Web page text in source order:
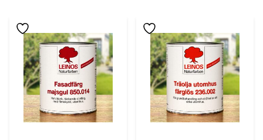
Den här produkten har flera varianter. De olika
Den här produkten har